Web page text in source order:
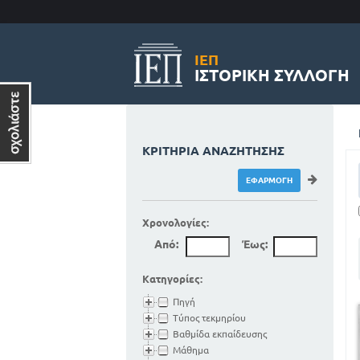
ΙΕΠ
ΙΣΤΟΡΙΚΉ ΣΥΛΛΟΓΉ
ΚΡΙΤΉΡΙΑ ΑΝΑΖΉΤΗΣΗΣ
Χρονολογίες:
Από: Έως:
Κατηγορίες:
Πηγή
Τύπος τεκμηρίου
Βαθμίδα εκπαίδευσης
Μάθημα